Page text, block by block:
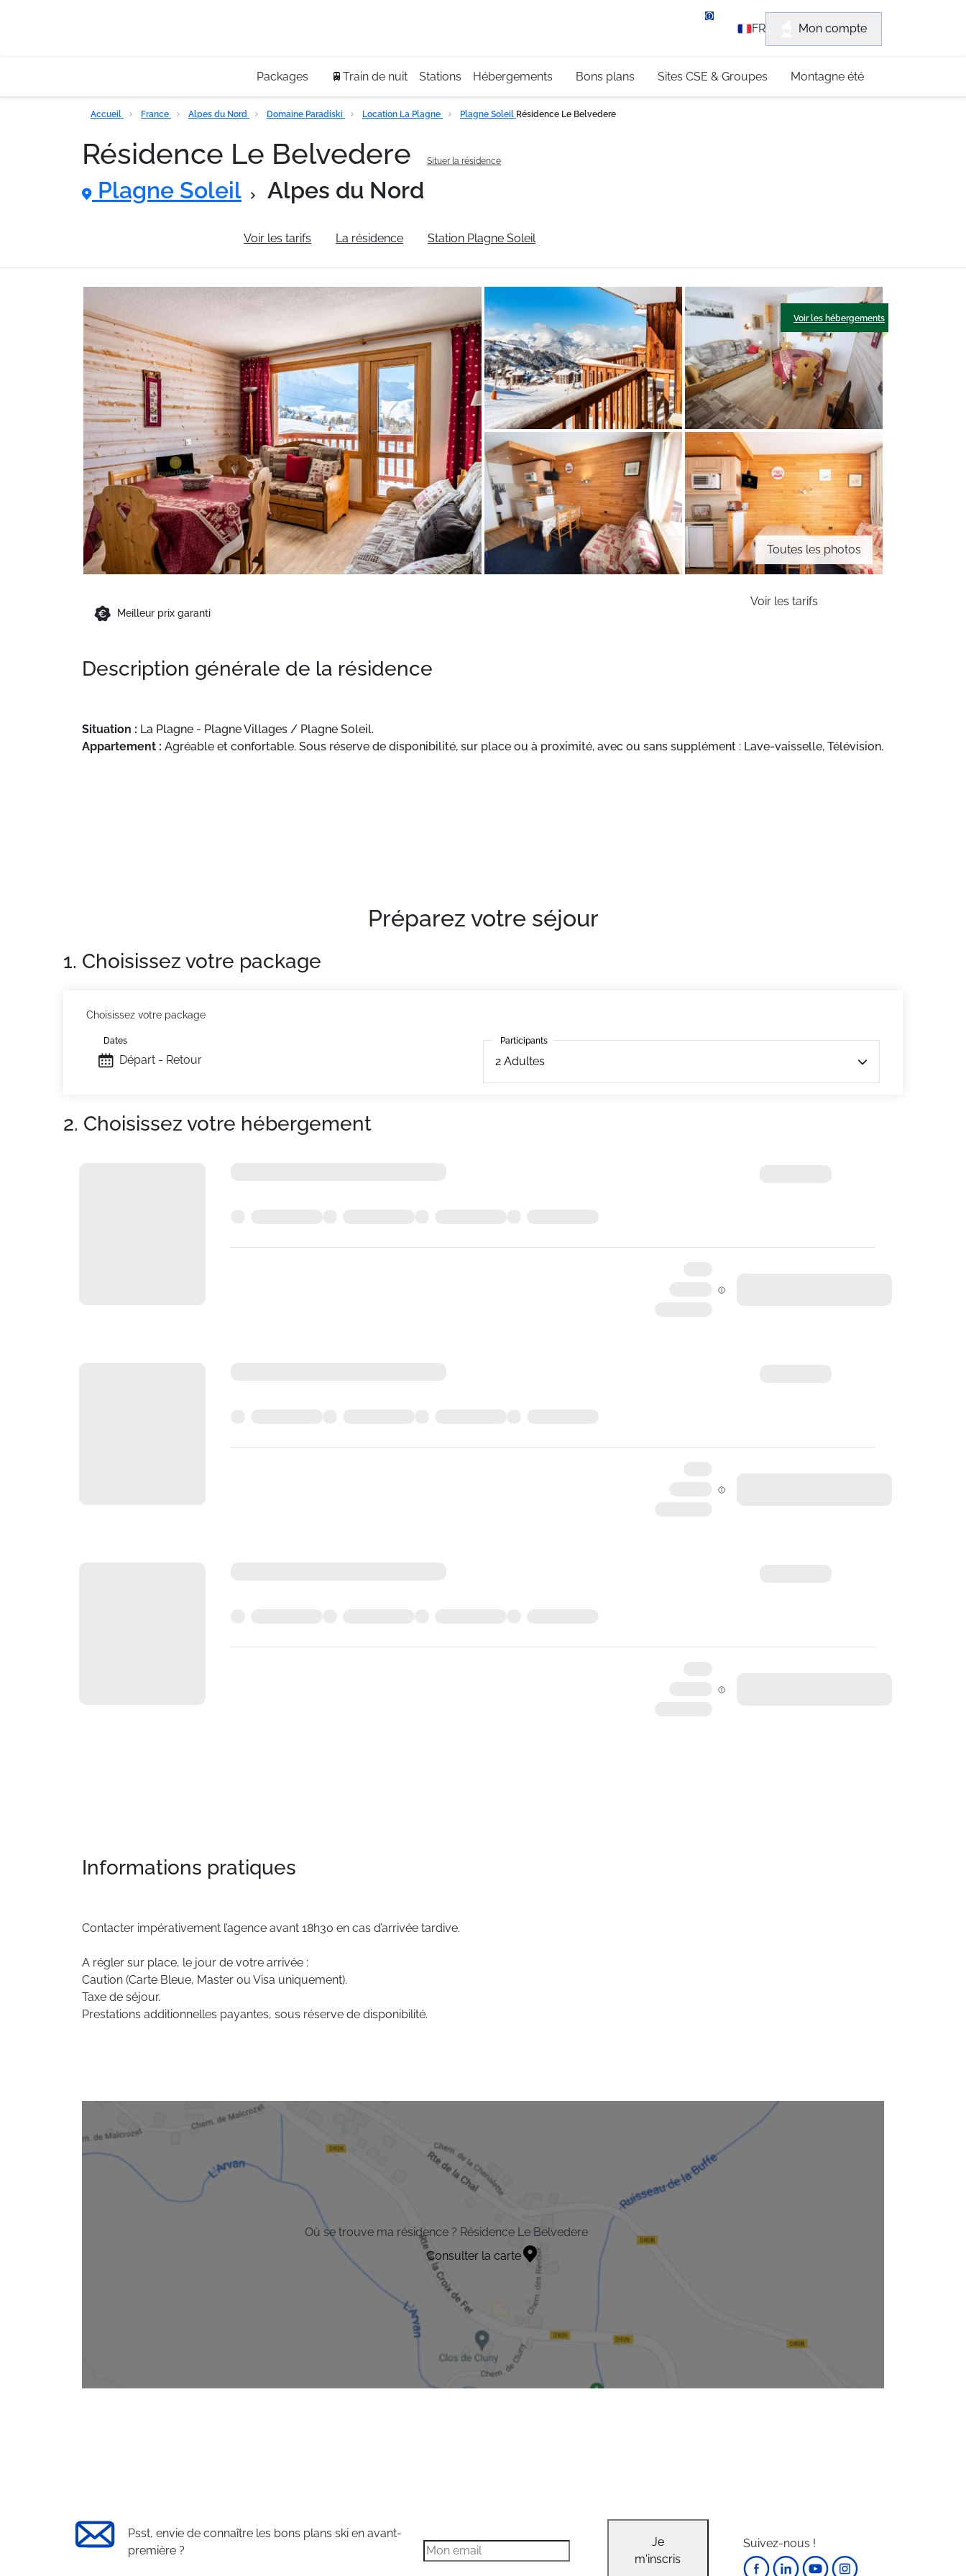
+33 (0)4 79 96 30 69
FR Mon compte
Packages 🚆Train de nuit Stations Hébergements Bons plans Sites CSE & Groupes Montagne été
Accueil France Alpes du Nord Domaine Paradiski Location La Plagne Plagne Soleil Résidence Le Belvedere
Résidence Le Belvedere Situer la résidence
Plagne Soleil Alpes du Nord
Voir les tarifs La résidence Station Plagne Soleil
Toutes les photos
Voir les hébergements
Meilleur prix garanti
Voir les tarifs
Description générale de la résidence
Situation : La Plagne - Plagne Villages / Plagne Soleil.
Appartement : Agréable et confortable. Sous réserve de disponibilité, sur place ou à proximité, avec ou sans supplément : Lave-vaisselle, Télévision.
Préparez votre séjour
1. Choisissez votre package
Choisissez votre package
Départ - Retour
Dates Participants
2 Adultes
Participants
2. Choisissez votre hébergement
Informations pratiques
Contacter impérativement l’agence avant 18h30 en cas d’arrivée tardive.
A régler sur place, le jour de votre arrivée :
Caution (Carte Bleue, Master ou Visa uniquement).
Taxe de séjour.
Prestations additionnelles payantes, sous réserve de disponibilité.
Où se trouve ma résidence ? Résidence Le Belvedere
Consulter la carte
Psst, envie de connaître les bons plans ski en avant-
première ?
Je
m'inscris
Suivez-nous !